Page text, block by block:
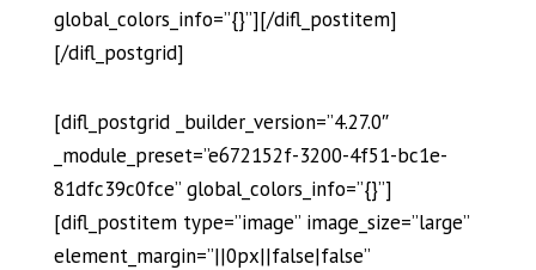
global_colors_info=”{}”][/difl_postitem]
[/difl_postgrid]
[difl_postgrid _builder_version=”4.27.0″
_module_preset=”e672152f-3200-4f51-bc1e-
81dfc39c0fce” global_colors_info=”{}”]
[difl_postitem type=”image” image_size=”large”
element_margin=”||0px||false|false”